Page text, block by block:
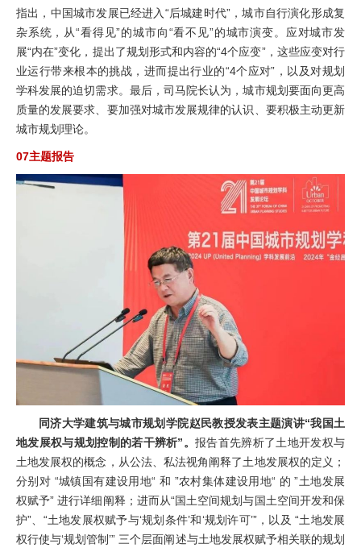
指出，中国城市发展已经进入“后城建时代”，城市自行演化形成复
杂系统，从“看得见”的城市向“看不见”的城市演变。应对城市发
展“内在”变化，提出了规划形式和内容的“4个应变”，这些应变对行
业运行带来根本的挑战，进而提出行业的“4个应对”，以及对规划
学科发展的迫切需求。最后，司马院长认为，城市规划要面向更高
质量的发展要求、要加强对城市发展规律的认识、要积极主动更新
城市规划理论。
07主题报告
同济大学建筑与城市规划学院赵民教授发表主题演讲“我国土
地发展权与规划控制的若干辨析”。报告首先辨析了土地开发权与
土地发展权的概念，从公法、私法视角阐释了土地发展权的定义；
分别对 “城镇国有建设用地“ 和 ”农村集体建设用地“ 的 ”土地发展
权赋予” 进行详细阐释；进而从“国土空间规划与国土空间开发和保
护”、“土地发展权赋予与‘规划条件’和‘规划许可’”，以及 “土地发展
权行使与‘规划管制’” 三个层面阐述与土地发展权赋予相关联的规划